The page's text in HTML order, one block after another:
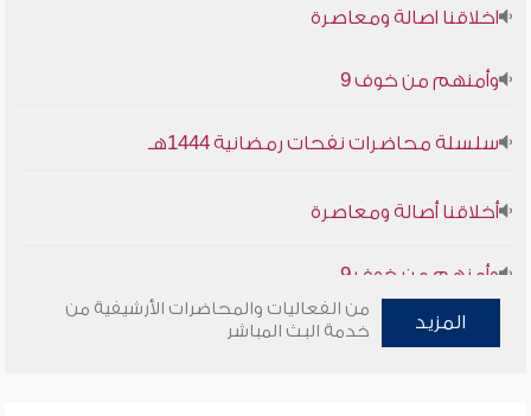
سلسلة محاضرات نفحات رمضانية 1444هـ
المزيد
من الفعاليات والمحاضرات الأرشيفية من
خدمة البث المباشر